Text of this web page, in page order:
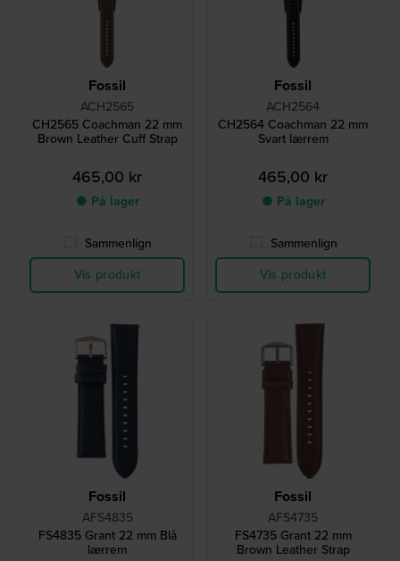
Fossil
ACH2565
CH2565 Coachman 22 mm
Brown Leather Cuff Strap
465,00 kr
● På lager
Sammenlign
Vis produkt
Fossil
ACH2564
CH2564 Coachman 22 mm
Svart lærrem
465,00 kr
● På lager
Sammenlign
Vis produkt
Fossil
AFS4835
FS4835 Grant 22 mm Blå
lærrem
Fossil
AFS4735
FS4735 Grant 22 mm
Brown Leather Strap